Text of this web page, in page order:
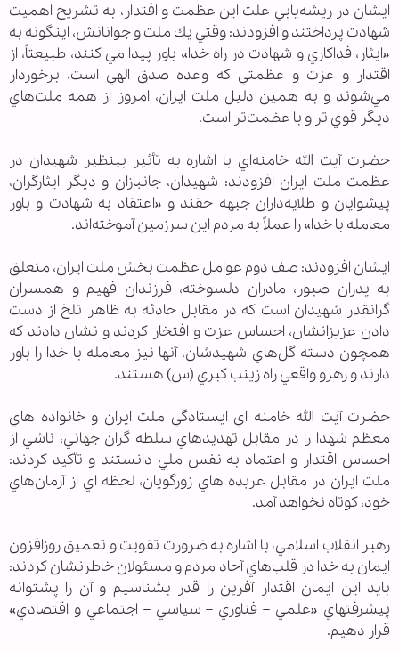
ايشان در ريشه‌‏يابي علت اين عظمت و اقتدار، به تشريح اهميت
شهادت پرداختند و افزودند: وقتي يك ملت و جوانانش، اينگونه به
«ايثار، فداكاري و شهادت در راه خدا» باور پيدا مي كنند، طبيعتاً، از
اقتدار و عزت و عظمتي كه وعده صدق الهي است، برخوردار
مي‌‏شوند و به همين دليل ملت ايران، ‌امروز از همه ملت‌هاي
ديگر قوي تر و با عظمت‌تر است.
حضرت آيت الله خامنه‌‏اي با اشاره به تأثير بي‏نظير شهيدان در
عظمت ملت ايران افزودند: شهيدان، جانبازان و ديگر ايثارگران،
پيشوايان و طلايه‌‏داران جبهه حقند و «اعتقاد به شهادت و باور
معامله با خدا» را عملاً به مردم اين سرزمين آموخته‏‌اند.
ايشان افزودند: صف دوم عوامل عظمت بخش ملت ايران، متعلق
به پدران صبور، مادران دلسوخته، فرزندان فهيم و همسران
گرانقدر شهيدان است كه در مقابل حادثه به ظاهر تلخ از دست
دادن عزيزانشان، احساس عزت و افتخار كردند و نشان دادند كه
همچون دسته گل‌هاي شهيدشان، آنها نيز معامله با خدا را باور
دارند و رهرو واقعي راه زينب كبري (س) هستند.
حضرت آيت الله خامنه اي ايستادگي ملت ايران و خانواده هاي
معظم شهدا را در مقابل تهديدهاي سلطه گران جهاني، ناشي از
احساس اقتدار و اعتماد به نفس ملي دانستند و تأكيد كردند:
ملت ايران در مقابل عربده هاي زورگويان، لحظه اي از آرمان‌هاي
خود، كوتاه نخواهد آمد.
رهبر انقلاب اسلامي، با اشاره به ضرورت تقويت و تعميق روزافزون
ايمان به خدا در قلب‌هاي آحاد مردم و مسئولان خاطرنشان كردند:
بايد اين ايمان اقتدار آفرين را قدر بشناسيم و آن را پشتوانه
پيشرفتهاي «علمي – فناوري – سياسي – اجتماعي و اقتصادي»
قرار دهيم.